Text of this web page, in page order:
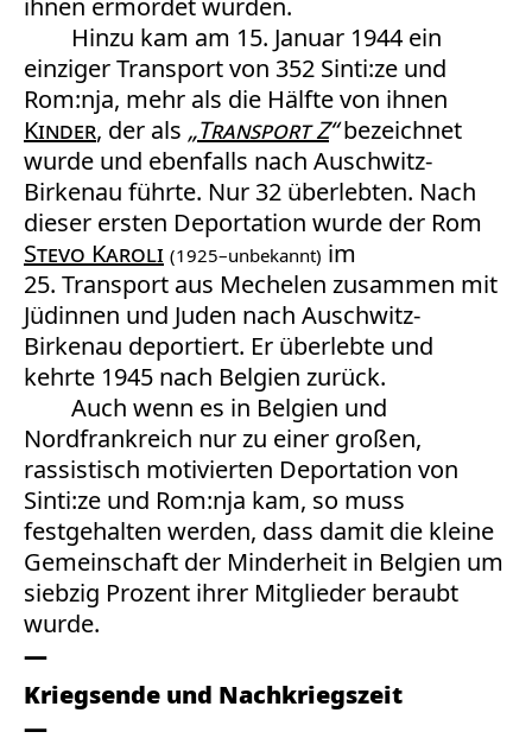
ihnen ermordet wurden.
Hinzu kam am 15. Januar 1944 ein
einziger Transport von 352 Sinti:ze und
Rom:nja, mehr als die Hälfte von ihnen
Kinder, der als „Transport Z“bezeichnet
wurde und ebenfalls nach Auschwitz-
Birkenau führte. Nur 32 überlebten. Nach
dieser ersten Deportation wurde der Rom
Stevo Karoli (1925–unbekannt) im
25. Transport aus Mechelen zusammen mit
Jüdinnen und Juden nach Auschwitz-
Birkenau deportiert. Er überlebte und
kehrte 1945 nach Belgien zurück.
Auch wenn es in Belgien und
Nordfrankreich nur zu einer großen,
rassistisch motivierten Deportation von
Sinti:ze und Rom:nja kam, so muss
festgehalten werden, dass damit die kleine
Gemeinschaft der Minderheit in Belgien um
siebzig Prozent ihrer Mitglieder beraubt
wurde.
Kriegsende und Nachkriegszeit